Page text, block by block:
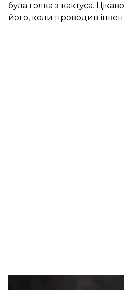
була голка з кактуса.
його, коли проводив